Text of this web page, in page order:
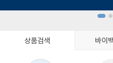
상품검색 바이